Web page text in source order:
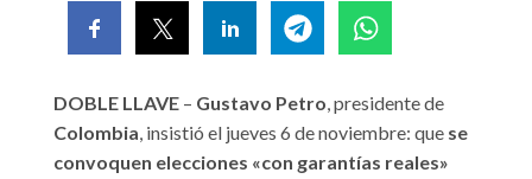
DOBLE LLAVE – Gustavo Petro, presidente de
Colombia, insistió el jueves 6 de noviembre: que se
convoquen elecciones «con garantías reales»